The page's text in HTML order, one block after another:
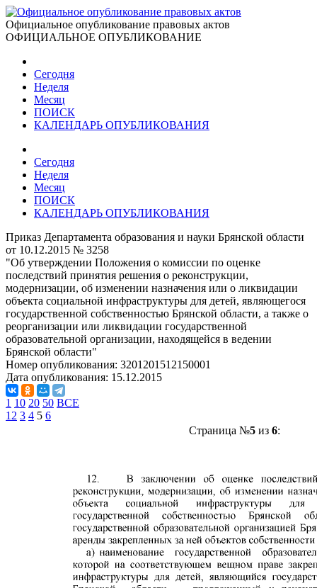
Официальное опубликование правовых актов
ОФИЦИАЛЬНОЕ ОПУБЛИКОВАНИЕ
Сегодня
Неделя
Месяц
ПОИСК
КАЛЕНДАРЬ ОПУБЛИКОВАНИЯ
Сегодня
Неделя
Месяц
ПОИСК
КАЛЕНДАРЬ ОПУБЛИКОВАНИЯ
Приказ Департамента образования и науки Брянской области
от 10.12.2015 № 3258
"Об утверждении Положения о комиссии по оценке
последствий принятия решения о реконструкции,
модернизации, об изменении назначения или о ликвидации
объекта социальной инфраструктуры для детей, являющегося
государственной собственностью Брянской области, а также о
реорганизации или ликвидации государственной
образовательной организации, находящейся в ведении
Брянской области"
Номер опубликования: 3201201512150001
Дата опубликования: 15.12.2015
1 10 20 50 ВСЕ
1 2 3 4 5 6
Страница №5из 6: